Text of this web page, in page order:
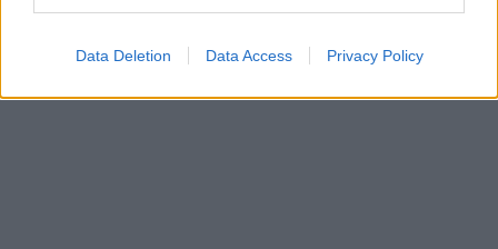
Data Deletion Data Access Privacy Policy